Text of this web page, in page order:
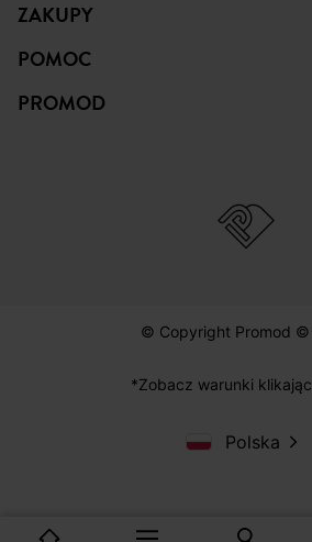
ZAKUPY
POMOC
PROMOD
© Copyright Promod ©
*Zobacz warunki
Polska